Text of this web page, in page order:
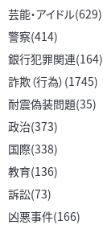
芸能・アイドル(629)
警察(414)
銀行犯罪関連(164)
詐欺（行為）(1745)
耐震偽装問題(35)
政治(373)
国際(338)
教育(136)
訴訟(73)
凶悪事件(166)